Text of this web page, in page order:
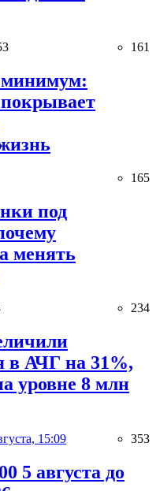
161
минимум:
165
под
менять
234
в АЧГ на 31%,
уровне 8 млн
15:09 353
5 августа до